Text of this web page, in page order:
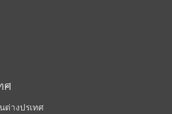
ศ
ต่างปรเทศ